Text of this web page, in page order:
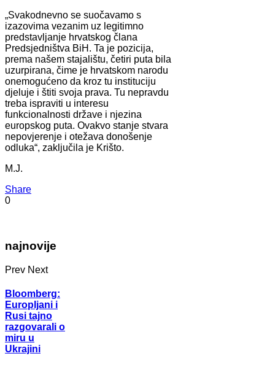
„Svakodnevno se suočavamo s
izazovima vezanim uz legitimno
predstavljanje hrvatskog člana
Predsjedništva BiH. Ta je pozicija,
prema našem stajalištu, četiri puta bila
uzurpirana, čime je hrvatskom narodu
onemogućeno da kroz tu instituciju
djeluje i štiti svoja prava. Tu nepravdu
treba ispraviti u interesu
funkcionalnosti države i njezina
europskog puta. Ovakvo stanje stvara
nepovjerenje i otežava donošenje
odluka“, zaključila je Krišto.
M.J.
Share
0
najnovije
Prev Next
Bloomberg:
Europljani i
Rusi tajno
razgovarali o
miru u
Ukrajini